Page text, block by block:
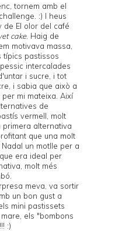
tornem amb el
. :) I heus
de El olor del café
cake. Haig de
motivava massa,
pastissos
intercalades
i sucre, i tot
i sabia que això a
mi mateixa. Així
de
vermell, molt
primera alternativa
que una molt
un motlle per a
era ideal per
molt més
meva, va sortir
un bon gust a
mini pastissets
els "bombons
:)